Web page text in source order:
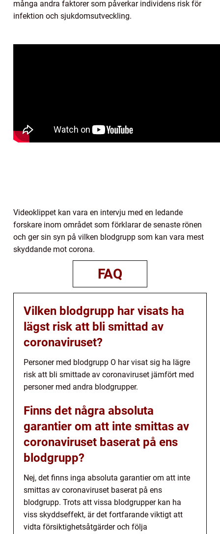
många andra faktorer som påverkar individens risk för
infektion och sjukdomsutveckling.
Videoklippet kan vara en intervju med en ledande
forskare inom området som förklarar de senaste rönen
och ger sin syn på vilken blodgrupp som kan vara mest
skyddande mot corona.
FAQ
Vilken blodgrupp har visats ha
lägst risk att bli smittad av
coronaviruset?
Personer med blodgrupp O har visat sig ha lägre
risk att bli smittade av coronaviruset jämfört med
personer med andra blodgrupper.
Finns det några absoluta
garantier om att inte smittas av
coronaviruset baserat på ens
blodgrupp?
Nej, det finns inga absoluta garantier om att inte
smittas av coronaviruset baserat på ens
blodgrupp. Trots att vissa blodgrupper kan ha
viss skyddseffekt, är det fortfarande viktigt att
vidta försiktighetsåtgärder och följa